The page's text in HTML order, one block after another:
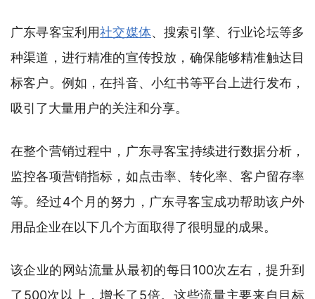
广东寻客宝利用社交媒体、搜索引擎、行业论坛等多
种渠道，进行精准的宣传投放，确保能够精准触达目
标客户。例如，在抖音、小红书等平台上进行发布，
吸引了大量用户的关注和分享。
在整个营销过程中，广东寻客宝持续进行数据分析，
监控各项营销指标，如点击率、转化率、客户留存率
等。经过4个月的努力，广东寻客宝成功帮助该户外
用品企业在以下几个方面取得了很明显的成果。
该企业的网站流量从最初的每日100次左右，提升到
了500次以上，增长了5倍。这些流量主要来自目标